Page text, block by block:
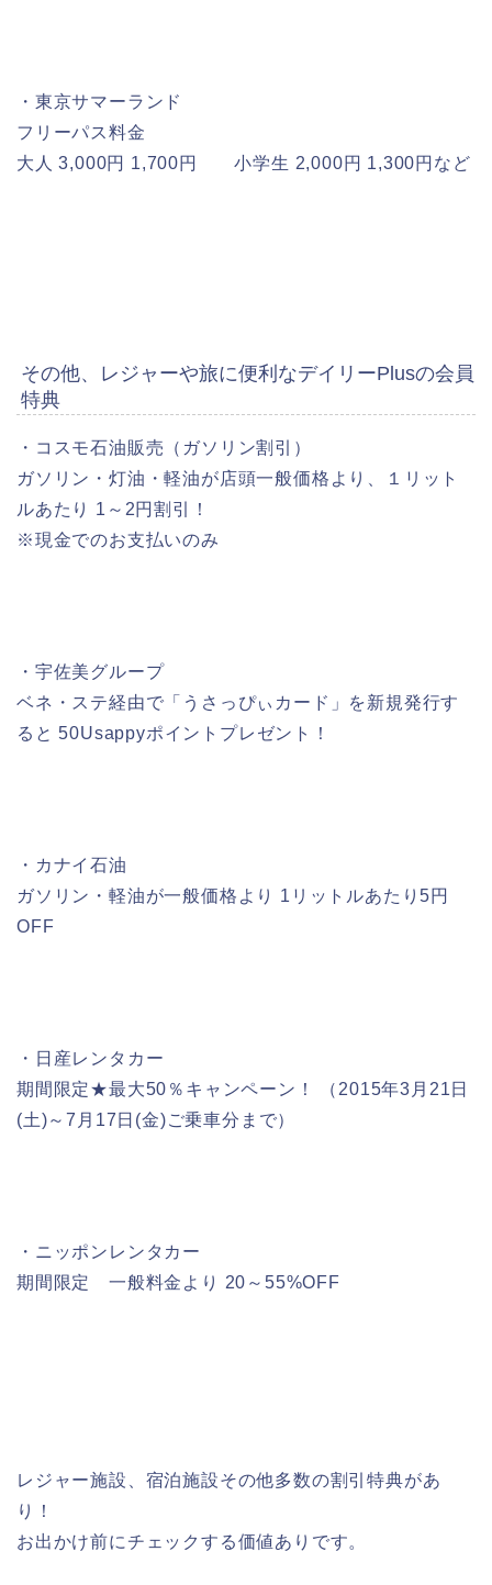
・東京サマーランド
フリーパス料金
大人 3,000円 1,700円 小学生 2,000円 1,300円など
その他、レジャーや旅に便利なデイリーPlusの会員
特典
・コスモ石油販売（ガソリン割引）
ガソリン・灯油・軽油が店頭一般価格より、１リット
ルあたり 1～2円割引！
※現金でのお支払いのみ
・宇佐美グループ
ベネ・ステ経由で「うさっぴぃカード」を新規発行す
ると 50Usappyポイントプレゼント！
・カナイ石油
ガソリン・軽油が一般価格より 1リットルあたり5円
OFF
・日産レンタカー
期間限定★最大50％キャンペーン！ （2015年3月21日
(土)～7月17日(金)ご乗車分まで）
・ニッポンレンタカー
期間限定 一般料金より 20～55%OFF
レジャー施設、宿泊施設その他多数の割引特典があ
り！
お出かけ前にチェックする価値ありです。